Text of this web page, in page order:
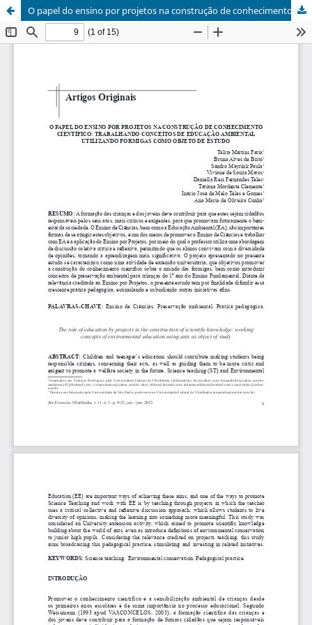
O papel do ensino por projetos na construção de conhecimento científico: trabalhando conceitos de educação ambiental utilizando formigas como objeto de estudo